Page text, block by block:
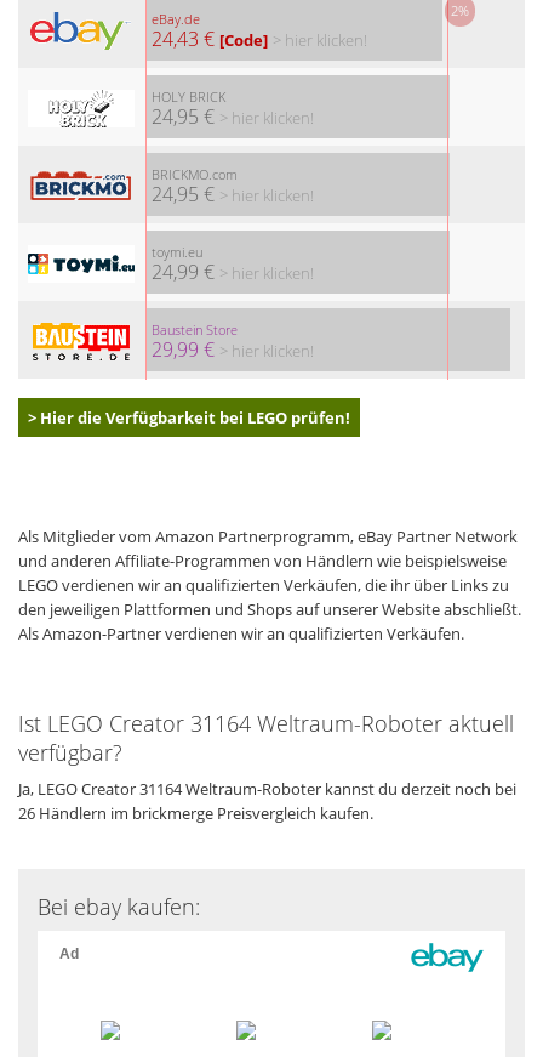
eBay.de
24,43 € [Code]
2%
> hier klicken!
HOLY BRICK
24,95 € > hier klicken!
BRICKMO.com
24,95 € > hier klicken!
toymi.eu
24,99 € > hier klicken!
Baustein Store
29,99 € > hier klicken!
> Hier die Verfügbarkeit bei LEGO prüfen!
Als Mitglieder vom Amazon Partnerprogramm, eBay Partner Network
und anderen Affiliate-Programmen von Händlern wie beispielsweise
LEGO verdienen wir an qualifizierten Verkäufen, die ihr über Links zu
den jeweiligen Plattformen und Shops auf unserer Website abschließt.
Als Amazon-Partner verdienen wir an qualifizierten Verkäufen.
Ist LEGO Creator 31164 Weltraum-Roboter aktuell
verfügbar?
Ja, LEGO Creator 31164 Weltraum-Roboter kannst du derzeit noch bei
26 Händlern im brickmerge Preisvergleich kaufen.
Bei ebay kaufen: